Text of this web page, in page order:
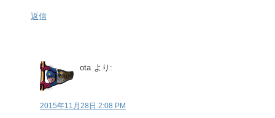
返信
ota より:
2015年11月28日 2:08 PM